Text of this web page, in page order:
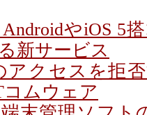
やiOS 5
新サービス
アクセスを拒
コムウェア